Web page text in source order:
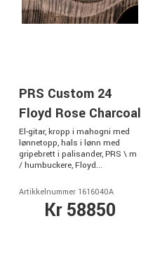
PRS Custom 24
Floyd Rose Charcoal
El-gitar, kropp i mahogni med
lønnetopp, hals i lønn med
gripebrett i palisander, PRS \ m
/ humbuckere, Floyd...
Artikkelnummer 1616040A
Kr 58850